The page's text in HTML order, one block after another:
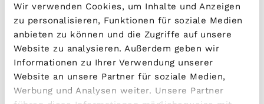
Wir verwenden Cookies, um Inhalte und Anzeigen
zu personalisieren, Funktionen für soziale Medien
anbieten zu können und die Zugriffe auf unsere
Website zu analysieren. Außerdem geben wir
Informationen zu Ihrer Verwendung unserer
Website an unsere Partner für soziale Medien,
Werbung und Analysen weiter. Unsere Partner
Heimmindestbauverordnung deutlich.
Lagebeschreibung
Auf der Karte anzeigen